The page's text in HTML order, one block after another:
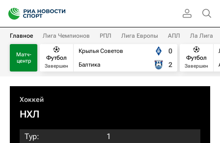
Главное Лига Чемпионов РПЛ Лига Европы АПЛ Ла Лига
Матч-
центр
Футбол
Завершен
Крылья Советов
Балтика
0
2
Футбол
Завершен
Хоккей
НХЛ
Тур:
1